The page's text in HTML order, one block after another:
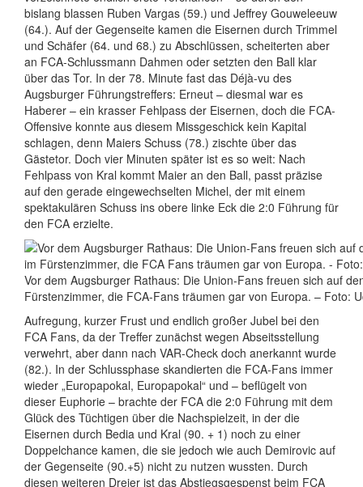
bislang blassen Ruben Vargas (59.) und Jeffrey Gouweleeuw
(64.). Auf der Gegenseite kamen die Eisernen durch Trimmel
und Schäfer (64. und 68.) zu Abschlüssen, scheiterten aber
an FCA-Schlussmann Dahmen oder setzten den Ball klar
über das Tor. In der 78. Minute fast das Déjà-vu des
Augsburger Führungstreffers: Erneut – diesmal war es
Haberer – ein krasser Fehlpass der Eisernen, doch die FCA-
Offensive konnte aus diesem Missgeschick kein Kapital
schlagen, denn Maiers Schuss (78.) zischte über das
Gästetor. Doch vier Minuten später ist es so weit: Nach
Fehlpass von Kral kommt Maier an den Ball, passt präzise
auf den gerade eingewechselten Michel, der mit einem
spektakulären Schuss ins obere linke Eck die 2:0 Führung für
den FCA erzielte.
Vor dem Augsburger Rathaus: Die Union-Fans freuen sich auf
Fürstenzimmer, die FCA-Fans träumen gar von Europa. – Foto:
Aufregung, kurzer Frust und endlich großer Jubel bei den
FCA Fans, da der Treffer zunächst wegen Abseitsstellung
verwehrt, aber dann nach VAR-Check doch anerkannt wurde
(82.). In der Schlussphase skandierten die FCA-Fans immer
wieder „Europapokal, Europapokal“ und – beflügelt von
dieser Euphorie – brachte der FCA die 2:0 Führung mit dem
Glück des Tüchtigen über die Nachspielzeit, in der die
Eisernen durch Bedia und Kral (90. + 1) noch zu einer
Doppelchance kamen, die sie jedoch wie auch Demirovic auf
der Gegenseite (90.+5) nicht zu nutzen wussten. Durch
diesen weiteren Dreier ist das Abstiegsgespenst beim FCA